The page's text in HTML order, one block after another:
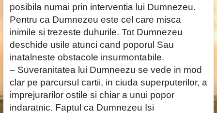
posibila numai prin interventia lui Dumnezeu.
Pentru ca Dumnezeu este cel care misca
inimile si trezeste duhurile. Tot Dumnezeu
deschide usile atunci cand poporul Sau
inatalneste obstacole insurmontabile.
– Suveranitatea lui Dumneezu se vede in mod
clar pe parcursul cartii, in ciuda superputerilor, a
imprejurarilor ostile si chiar a unui popor
indaratnic. Faptul ca Dumnezeu Isi